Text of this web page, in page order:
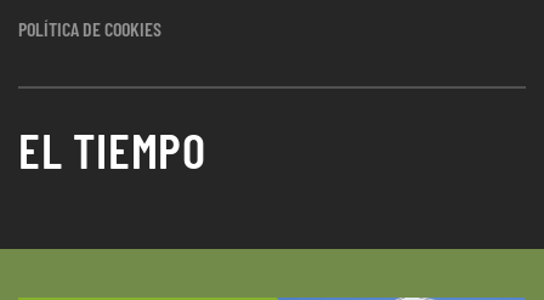
POLÍTICA DE COOKIES
EL TIEMPO